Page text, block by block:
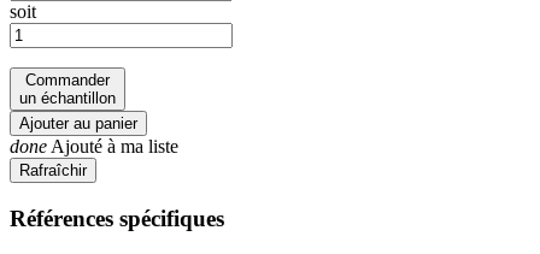
soit
Commander
un échantillon
Ajouter au panier
done Ajouté à ma liste
Références spécifiques